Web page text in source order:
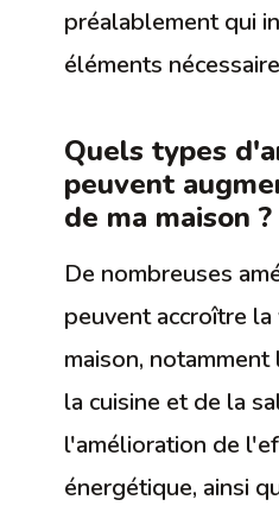
préalablement qui
éléments
Quels types
peuvent
de ma maison ?
De nombreuses
peuvent accroître
maison,
la cuisine et de la
l'amélioration de
énergétique, ainsi